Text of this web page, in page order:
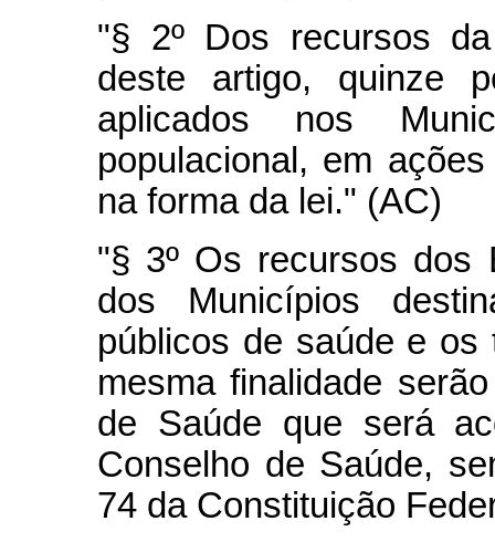
"§ 2º Dos recursos
deste artigo, quinze
aplicados nos
populacional, em
na forma da lei." (AC)
"§ 3º Os recursos dos
dos Municípios
públicos de saúde e os
mesma finalidade
de Saúde que será
Conselho de Saúde,
74 da Constituição